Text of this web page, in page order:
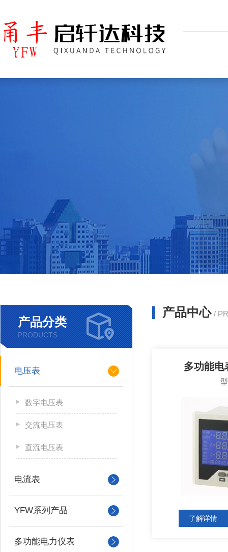
产品分类
PRODUCTS
电压表
数字电压表
交流电压表
直流电压表
电流表
YFW系列产品
多功能电力仪表
产品中心 /
多功能电
了解详情